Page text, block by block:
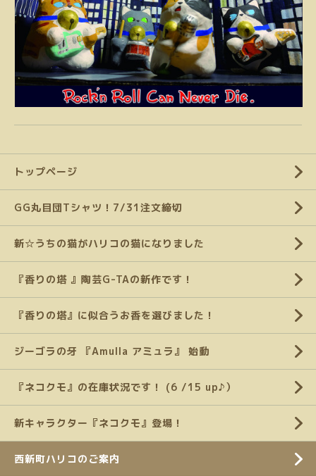
トップページ
GG丸目団Tシャツ！7/31注文締切
新☆うちの猫がハリコの猫になりました
『香りの塔 』陶芸G-TAの新作です！
『香りの塔』に似合うお香を選びました！
ジーゴラの牙 『Amulla アミュラ』 始動
『ネコクモ』の在庫状況です！ (6 /15 up♪）
新キャラクター『ネコクモ』登場！
西新町ハリコのご案内